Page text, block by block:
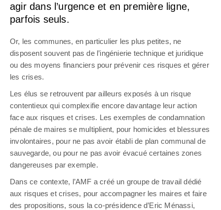
agir dans l’urgence et en première ligne,
parfois seuls.
Or, les communes, en particulier les plus petites, ne
disposent souvent pas de l’ingénierie technique et juridique
ou des moyens financiers pour prévenir ces risques et gérer
les crises.
Les élus se retrouvent par ailleurs exposés à un risque
contentieux qui complexifie encore davantage leur action
face aux risques et crises. Les exemples de condamnation
pénale de maires se multiplient, pour homicides et blessures
involontaires, pour ne pas avoir établi de plan communal de
sauvegarde, ou pour ne pas avoir évacué certaines zones
dangereuses par exemple.
Dans ce contexte, l’AMF a créé un groupe de travail dédié
aux risques et crises, pour accompagner les maires et faire
des propositions, sous la co-présidence d’Eric Ménassi,